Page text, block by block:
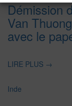
Démission
Van
avec le
LIRE PLUS →
Inde